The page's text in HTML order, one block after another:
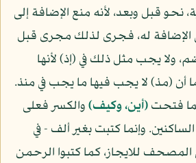
نحو قبل وبعد، لأنه منع الإضافة إلى
الإضافة له، فجرى لذلك مجرى قبل
ولا يجب مثل ذلك في (إذ) لأنها
أن (مذ) لا يجب فيها ما يجب في منذ.
فتحت(أين، وكيف)والكسر فعلى
وإنما كتبت بغير ألف - في
والكلام ( 1 ) في المصحف للايجاز، كما كتبوا الرحمن